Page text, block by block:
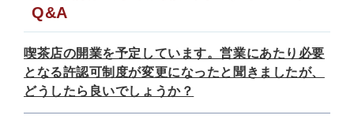
Q&A
喫茶店の開業を予定しています。営業にあたり必要
となる許認可制度が変更になったと聞きましたが、
どうしたら良いでしょうか？